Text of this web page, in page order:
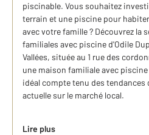
piscinable. Vous souhaitez
terrain et une piscine pour
avec votre famille ? Découvrez la
familiale​s avec piscine ​d'Odile
Vallées, située au 1 rue des
une maison familiale avec
idéal compte tenu des tendances
actuelle sur le marché local.
Lire plus